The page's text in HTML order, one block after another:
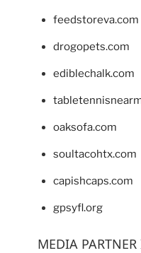
feedstoreva.com
drogopets.com
ediblechalk.com
oaksofa.com
soultacohtx.com
capishcaps.com
gpsyfl.org
MEDIA